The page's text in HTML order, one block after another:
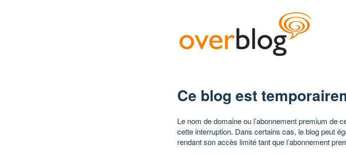
Ce blog est
Le nom de domaine ou l’abonnement premium de
cette interruption. Dans certains cas, le blog peut
rendant son accès limité tant que l’abonnement